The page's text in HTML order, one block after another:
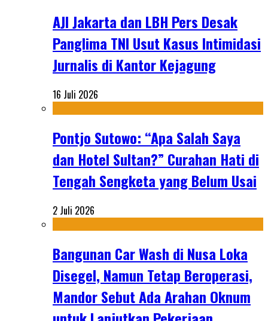
AJI Jakarta dan LBH Pers Desak
Panglima TNI Usut Kasus Intimidasi
Jurnalis di Kantor Kejagung
16 Juli 2026
Pontjo Sutowo: “Apa Salah Saya
dan Hotel Sultan?” Curahan Hati di
Tengah Sengketa yang Belum Usai
2 Juli 2026
Bangunan Car Wash di Nusa Loka
Disegel, Namun Tetap Beroperasi,
Mandor Sebut Ada Arahan Oknum